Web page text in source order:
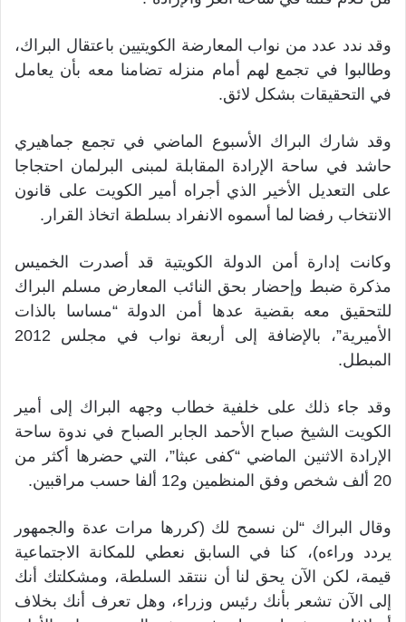
وقد ندد عدد من نواب المعارضة الكويتيين باعتقال البراك،
وطالبوا في تجمع لهم أمام منزله تضامنا معه بأن يعامل
في التحقيقات بشكل لائق.
وقد شارك البراك الأسبوع الماضي في تجمع جماهيري
حاشد في ساحة الإرادة المقابلة لمبنى البرلمان احتجاجا
على التعديل الأخير الذي أجراه أمير الكويت على قانون
الانتخاب رفضا لما أسموه الانفراد بسلطة اتخاذ القرار.
وكانت إدارة أمن الدولة الكويتية قد أصدرت الخميس
مذكرة ضبط وإحضار بحق النائب المعارض مسلم البراك
للتحقيق معه بقضية عدها أمن الدولة “مساسا بالذات
الأميرية”، بالإضافة إلى أربعة نواب في مجلس 2012
المبطل.
وقد جاء ذلك على خلفية خطاب وجهه البراك إلى أمير
الكويت الشيخ صباح الأحمد الجابر الصباح في ندوة ساحة
الإرادة الاثنين الماضي “كفى عبثا”، التي حضرها أكثر من
20 ألف شخص وفق المنظمين و12 ألفا حسب مراقبين.
وقال البراك “لن نسمح لك (كررها مرات عدة والجمهور
يردد وراءه)، كنا في السابق نعطي للمكانة الاجتماعية
قيمة، لكن الآن يحق لنا أن ننتقد السلطة، ومشكلتك أنك
إلى الآن تشعر بأنك رئيس وزراء، وهل تعرف أنك بخلاف